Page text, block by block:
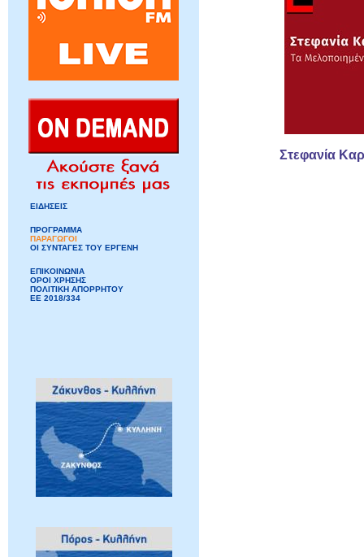
ΕΙΔΗΣΕΙΣ
ΠΡΟΓΡΑΜΜΑ
ΠΑΡΑΓΩΓΟΙ
ΟΙ ΣΥΝΤΑΓΕΣ ΤΟΥ ΕΡΓΕΝΗ
ΕΠΙΚΟΙΝΩΝΙΑ
ΟΡΟΙ ΧΡΗΣΗΣ
ΠΟΛΙΤΙΚΗ ΑΠΟΡΡΗΤΟΥ
ΕΕ 2018/334
Στεφανία